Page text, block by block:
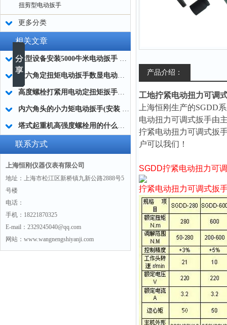
扭剪型电动扳手
更多分类
相关文章
大型设备安装5000牛米电动扳手 高强度螺栓紧固电动扳手生产制造商
大六角定扭矩电动扳手数显电动扭矩扳手 桥梁专用电动扭矩扳手数显
高度螺栓打紧用电动定扭矩扳手工具50-5000Nm
内六角头的小力矩电动扳手(安装 装配)生产厂家
塔式起重机高强度螺栓用的什么扭矩扳手(定扭矩电动扳手)
联系方式
上海恒刚仪器仪表有限公司
地址：上海市松江区新桥镇九新公路2888号5
号楼
电话：
手机：18221870325
E-mail：2329245040@qq.com
网站：www.wangnengshiyanji.com
产品介绍：
工地拧紧电动扭力可调
上海恒刚生产的SGDD
电动扭力可调式扳手由
拧紧电动扭力可调式扳
户可以我们！
SGDD拧紧电动扭力可
拧紧电动扭力可调式扳